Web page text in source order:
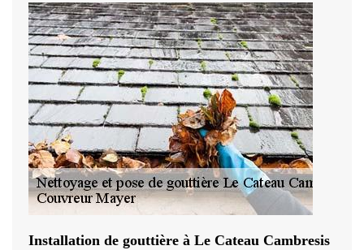
Installation de gouttière à Le Cateau Cambresis